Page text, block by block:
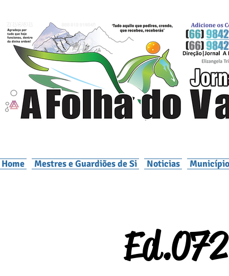
Home Mestres e Guardiões de Si Noticias